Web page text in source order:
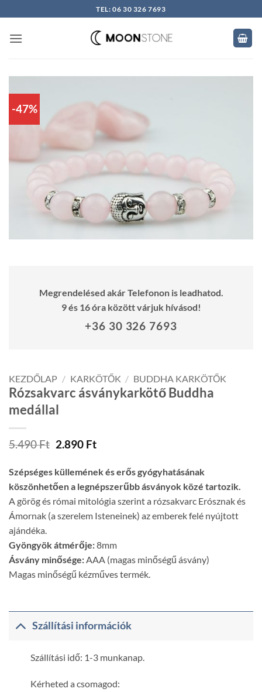
to
content
TEL: 06 30 326 7693
-47%
Megrendelésed akár Telefonon is leadhatod.
9 és 16 óra között várjuk hívásod!
+36 30 326 7693
KEZDŐLAP / KARKÖTŐK / BUDDHA KARKÖTŐK
Rózsakvarc ásványkarkötő Buddha
medállal
5.490Ft Original
was:
5.490 Ft.
2.890 FtCurrent
is:
2.890 Ft.
Szépséges küllemének és erős gyógyhatásának
köszönhetően a legnépszerűbb ásványok közé tartozik.
A görög és római mitológia szerint a rózsakvarc Erósznak és
Ámornak (a szerelem Isteneinek) az emberek felé nyújtott
ajándéka.
Gyöngyök átmérője:8mm
Ásvány minősége: AAA (magas minőségű ásvány)
Magas minőségű kézműves termék.
Szállítási információk
Szállítási idő: 1-3 munkanap.
Kérheted a csomagod: